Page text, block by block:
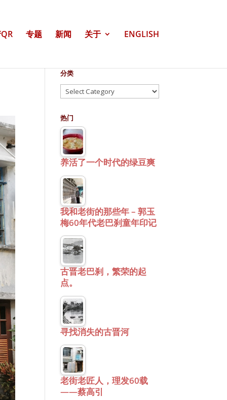
专题 新闻 关于 ENGLISH
分类
分
热门
养活了一个时代的绿豆爽
我和老街的那些年 – 郭玉
梅60年代老巴刹童年印记
古晋老巴刹，繁荣的起
点。
寻找消失的古晋河
老街老匠人，理发60载
——蔡高引